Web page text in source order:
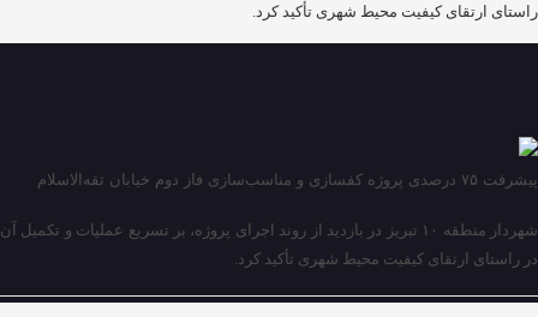
ارتقای کیفیت محیط شهری تأکید کرد.
پیشرفت ۷۵ درصدی پروژه کفسازی و مناسب‌سازی فاز دوم خیابان ثقه‌الاسلام
شهردار منطقه ۱۰ تبریز در بازدید از روند اجرای پروژه، بر تسریع عملیات و تکمیل آن
در راستای ارتقای کیفیت محیط شهری تأکید کرد.